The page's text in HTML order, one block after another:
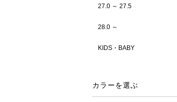
27.0 ～ 27.5
28.0 ～
KIDS・BABY
カラーを選ぶ